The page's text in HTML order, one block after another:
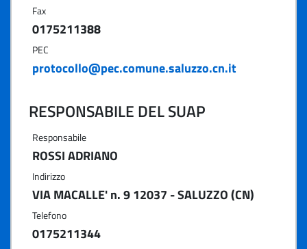
Fax
0175211388
PEC
protocollo@pec.comune.saluzzo.cn.it
RESPONSABILE DEL SUAP
Responsabile
ROSSI ADRIANO
Indirizzo
VIA MACALLE' n. 9 12037 - SALUZZO (CN)
Telefono
0175211344